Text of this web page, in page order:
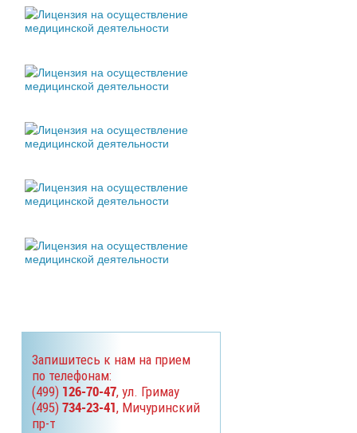
Запишитесь к нам на прием
по телефонам:
(499) 126-70-47, ул. Гримау
(495) 734-23-41, Мичуринский
пр-т